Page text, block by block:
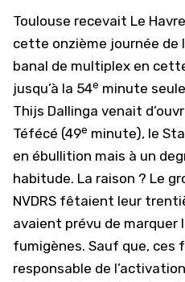
Toulouse recevait Le
cette onzième journée de
banal de multiplex en
jusqu’à la 54e minute
Thijs Dallinga venait
Téfécé (49e minute), le
en ébullition mais à un
habitude. La raison ? Le
NVDRS fêtaient leur
avaient prévu de marquer
fumigènes. Sauf que, ces
responsable de